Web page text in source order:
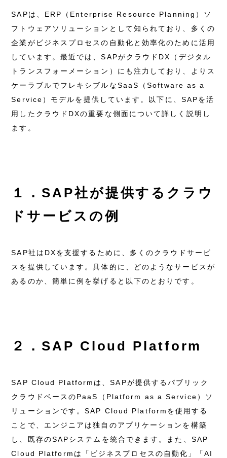
SAPは、ERP（Enterprise Resource Planning）ソ
フトウェアソリューションとして知られており、多くの
企業がビジネスプロセスの自動化と効率化のために活用
しています。最近では、SAPがクラウドDX（デジタル
トランスフォーメーション）にも注力しており、よりス
ケーラブルでフレキシブルなSaaS（Software as a
Service）モデルを提供しています。以下に、SAPを活
用したクラウドDXの重要な側面について詳しく説明し
ます。
１．SAP社が提供するクラウ
ドサービスの例
SAP社はDXを支援するために、多くのクラウドサービ
スを提供しています。具体的に、どのようなサービスが
あるのか、簡単に例を挙げると以下のとおりです。
２．SAP Cloud Platform
SAP Cloud Platformは、SAPが提供するパブリック
クラウドベースのPaaS（Platform as a Service）ソ
リューションです。SAP Cloud Platformを使用する
ことで、エンジニアは独自のアプリケーションを構築
し、既存のSAPシステムを統合できます。また、SAP
Cloud Platformは「ビジネスプロセスの自動化」「AI